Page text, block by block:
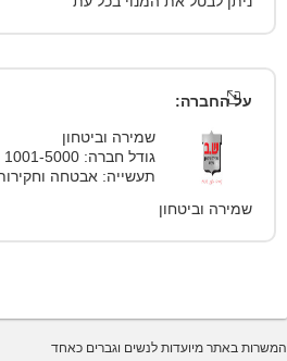
על החברה:
שמירה וביטחון
גודל חברה: 1001-5000
תעשייה: אבטחה
שמירה וביטחון
המשרות באתר מיועדות לנשים וגברים כאחד